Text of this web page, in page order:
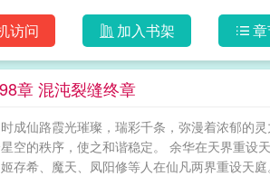
访问 加入书架
章 混沌裂缝终章
成仙路霞光璀璨，瑞彩千条，弥漫着浓郁的
空的秩序，使之和谐稳定。 余华在天界重设
存希、魔天、凤阳修等人在仙凡两界重设天